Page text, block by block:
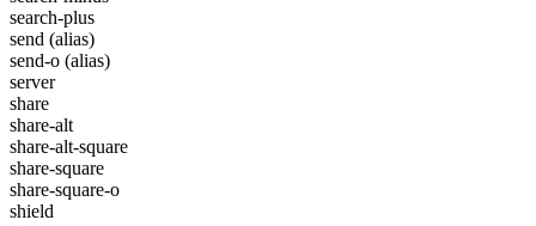
search-plus
send (alias)
send-o (alias)
server
share
share-alt
share-alt-square
share-square
share-square-o
shield